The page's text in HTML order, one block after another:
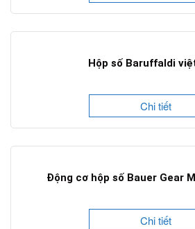
Hộp số Baruffaldi
Chi tiết
Động cơ hộp số Bauer Gear
Chi tiết